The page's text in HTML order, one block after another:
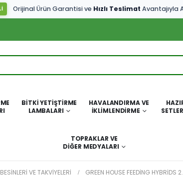
Orijinal Ürün Garantisi ve Hızlı Teslimat Avantajıyla
BITKI YETIŞTIRME
LAMBALARI
HAVALANDIRMA VE
İKLIMLENDIRME
SETLER
TOPRAKLAR VE
DIĞER MEDYALARI
VE TAKVIYELERI GREEN HOUSE FEEDING HYBRIDS